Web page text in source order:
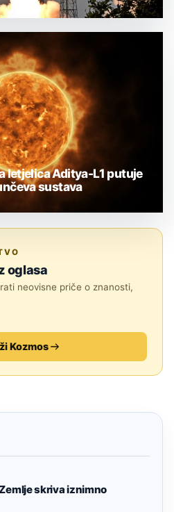
letjelica Aditya-L1 putuje
sustava
oglasa
neovisne priče o znanosti,
Kozmos
skriva iznimno